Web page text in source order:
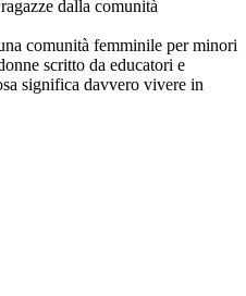
dalla comunità
comunità femminile per minori
scritto da educatori e
significa davvero vivere in